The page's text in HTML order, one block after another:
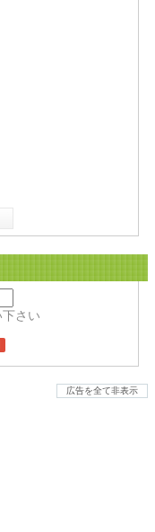
さい
広告を全て非表示